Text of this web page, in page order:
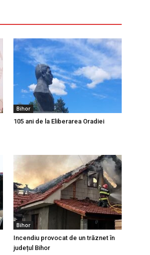
Bihor
105 ani de la Eliberarea Oradiei
Bihor
Incendiu provocat de un trăznet în
județul Bihor